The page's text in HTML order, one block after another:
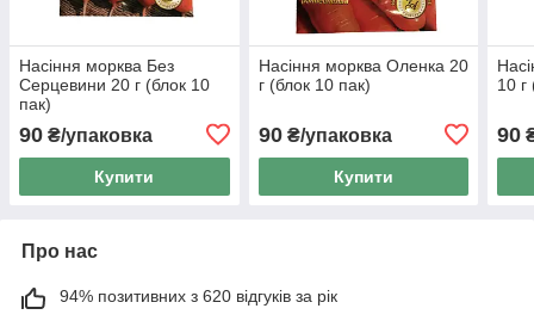
Насіння морква Без
Серцевини 20 г (блок 10
пак)
90 ₴/упаковка
Купити
Насіння морква Оленка 20
г (блок 10 пак)
90₴/упаковка
Купити
10 г
90
Про нас
94% позитивних з 620 відгуків за рік